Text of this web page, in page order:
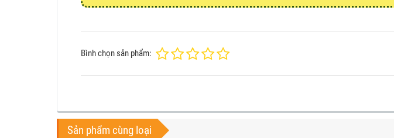
Bình chọn sản phẩm:
Sản phẩm cùng loại